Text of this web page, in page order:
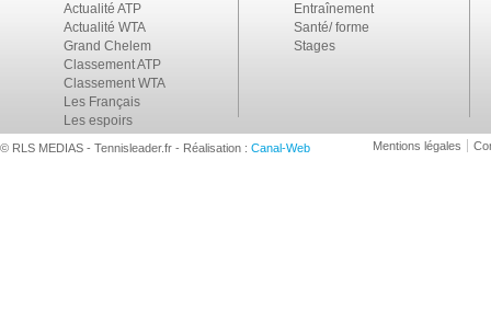
Actualité ATP
Actualité WTA
Grand Chelem
Classement ATP
Classement WTA
Les Français
Les espoirs
Entraînement
Santé/ forme
Stages
© RLS MEDIAS - Tennisleader.fr - Réalisation : Canal-Web Mentions légales